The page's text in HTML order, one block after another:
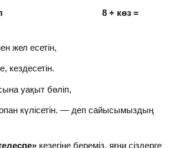
? кекіл 8 + көз =
жел есетін,
кездесетін.
уақыт бөліп,
күлісетін. — деп сайысымыздың
кезегіне береміз, яғни сіздерге